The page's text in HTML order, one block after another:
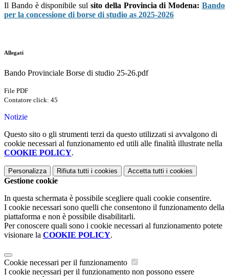
Il Bando è disponibile sul sito della Provincia di Modena: Bando
per la concessione di borse di studio as 2025-2026
Allegati
Bando Provinciale Borse di studio 25-26.pdf
File PDF
Contatore click: 45
Notizie
Questo sito o gli strumenti terzi da questo utilizzati si avvalgono di
cookie necessari al funzionamento ed utili alle finalità illustrate nella
COOKIE POLICY.
Personalizza Rifiuta tutti i cookies Accetta tutti i cookies
Gestione cookie
In questa schermata è possibile scegliere quali cookie consentire.
I cookie necessari sono quelli che consentono il funzionamento della
piattaforma e non è possibile disabilitarli.
Per conoscere quali sono i cookie necessari al funzionamento potete
visionare la COOKIE POLICY.
Cookie necessari per il funzionamento
I cookie necessari per il funzionamento non possono essere